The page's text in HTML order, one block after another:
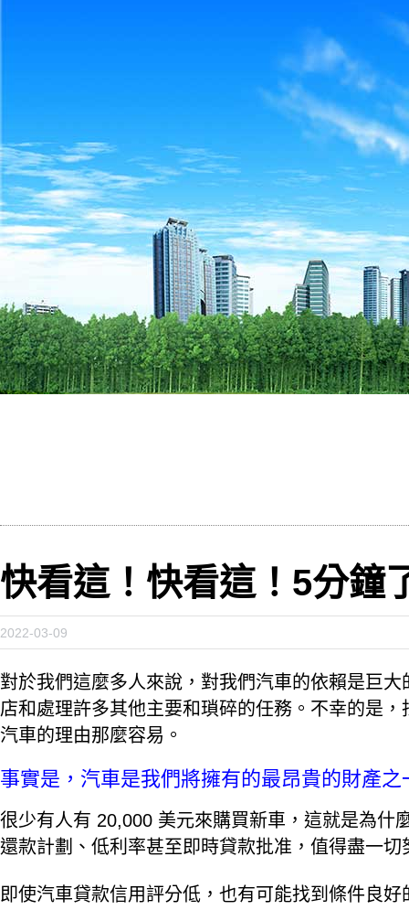
快看這！快看這！5分鐘
2022-03-09
對於我們這麼多人來說，對我們汽車的依賴是巨
店和處理許多其他主要和瑣碎的任務。不幸的是，
汽車的理由那麼容易。
事實是，汽車是我們將擁有的最昂貴的財產
很少有人有 20,000 美元來購買新車，這就是為什
還款計劃、低利率甚至即時貸款批准，值得盡一
即使汽車貸款信用評分低，也有可能找到條件良